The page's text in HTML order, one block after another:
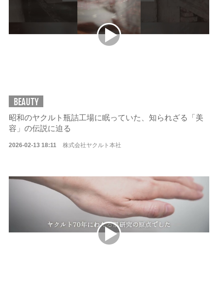
BEAUTY
昭和のヤクルト瓶詰工場に眠っていた、知られざる「美
容」の伝説に迫る
2026-02-13 18:11 株式会社ヤクルト本社